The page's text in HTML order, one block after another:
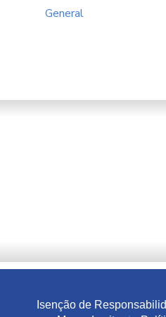
General
Isenção de